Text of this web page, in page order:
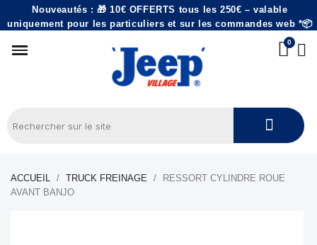
Nouveautés : 🎁 10€ OFFERTS tous les 250€ – valable
uniquement pour les particuliers et sur les commandes web *📦
ACCUEIL TRUCK FREINAGE
RESSORT CYLINDRE ROUE
AVANT BANJO